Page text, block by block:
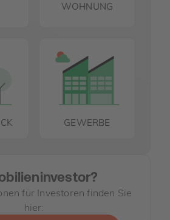
WOHNUNG
GEWERBE
für Investoren finden Sie
hier: